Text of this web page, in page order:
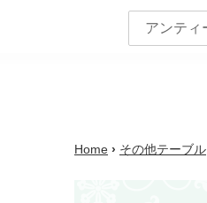
商品一覧
Home › その他テーブル